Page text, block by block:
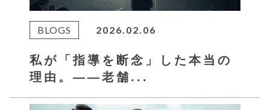
BLOGS 2026.02.06
私が「指導を断念」した本当の
理由。――老舗...